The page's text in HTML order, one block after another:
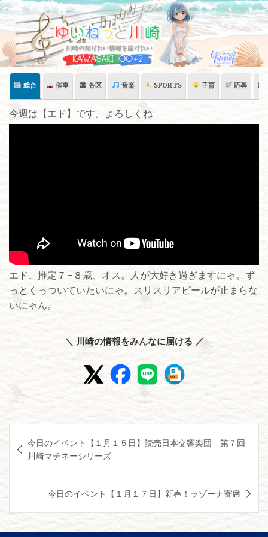
Skip
content
総合 催事 🏛 各区 音楽 SPORTS 子育 応募 🏛
今週は【エド】です。よろしくね
エド、推定７−８歳、オス。人が大好き過ぎますにゃ。ず
っとくっついていたいにゃ。スリスリアピールが止まらな
いにゃん。
＼ 川崎の情報をみんなに届ける ／
稿
ナ
ゲ
ー
今日のイベント【１月１５日】読売日本交響楽団 第７回
川崎マチネーシリーズ
今日のイベント【１月１７日】新春！ラゾーナ寄席